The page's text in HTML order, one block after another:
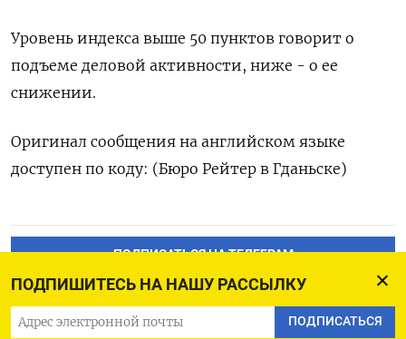
ПОДПИШИТЕСЬ НА НАШУ РАССЫЛКУ
ПОДПИСАТЬСЯ
Уровень индекса выше 50 пунктов говорит о
подъеме деловой активности, ниже - о ее
снижении.
Оригинал сообщения на английском языке
доступен по коду: (Бюро Рейтер в Гданьске)
ПОДПИСАТЬСЯ НА ТЕЛЕГРАМ